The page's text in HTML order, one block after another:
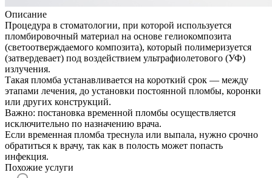
Описание
Процедура в стоматологии, при которой используется
пломбировочный материал на основе гелиокомпозита
(светоотверждаемого композита), который полимеризуется
(затвердевает) под воздействием ультрафиолетового (УФ)
излучения.
Такая пломба устанавливается на короткий срок — между
этапами лечения, до установки постоянной пломбы, коронки
или других конструкций.
Важно: постановка временной пломбы осуществляется
исключительно по назначению врача.
Если временная пломба треснула или выпала, нужно срочно
обратиться к врачу, так как в полость может попасть
инфекция.
Похожие услуги